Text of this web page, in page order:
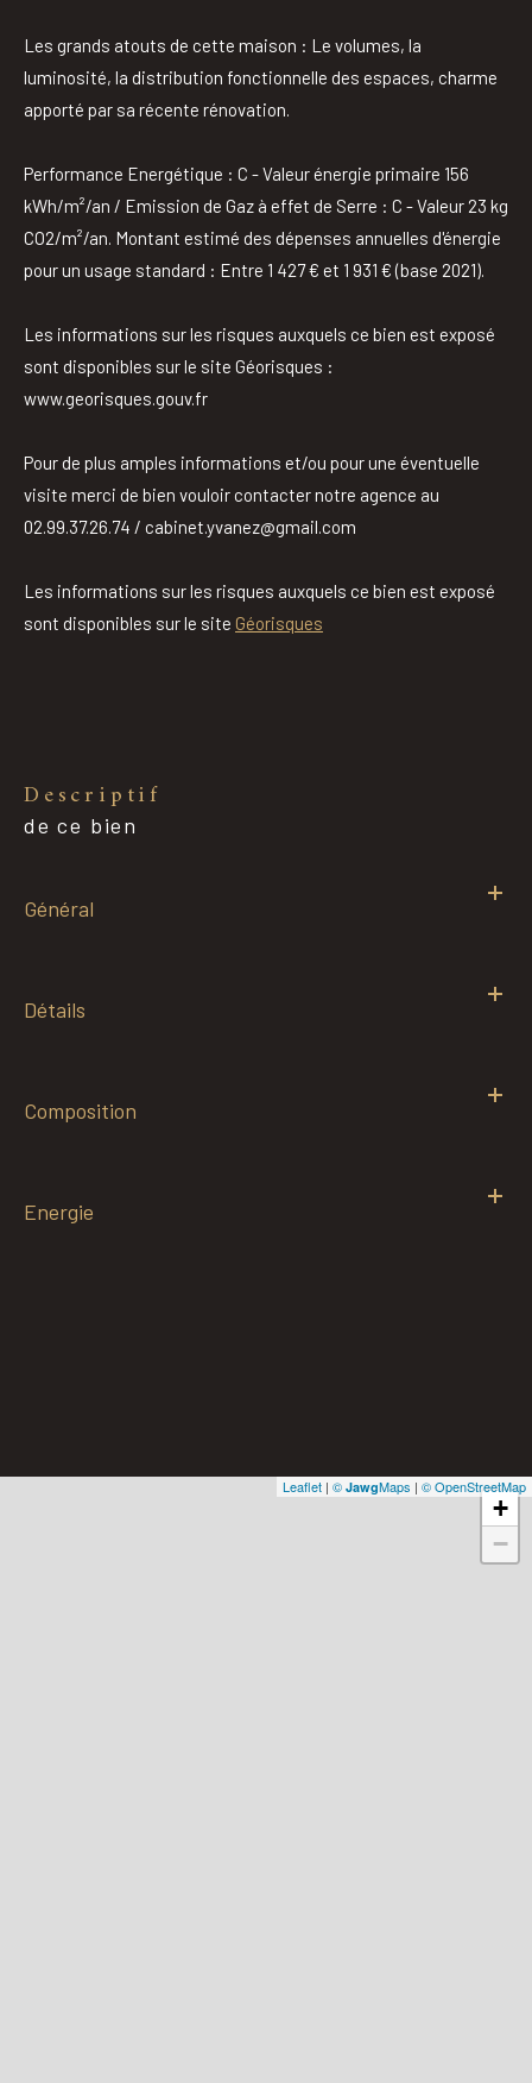
Les grands atouts de cette maison : Le volumes, la
luminosité, la distribution fonctionnelle des espaces, charme
apporté par sa récente rénovation.
Performance Energétique : C - Valeur énergie primaire 156
kWh/m²/an / Emission de Gaz à effet de Serre : C - Valeur 23 kg
CO2/m²/an. Montant estimé des dépenses annuelles d'énergie
pour un usage standard : Entre 1 427 € et 1 931 € (base 2021).
Les informations sur les risques auxquels ce bien est exposé
sont disponibles sur le site Géorisques :
www.georisques.gouv.fr
Pour de plus amples informations et/ou pour une éventuelle
visite merci de bien vouloir contacter notre agence au
02.99.37.26.74 / cabinet.yvanez@gmail.com
Les informations sur les risques auxquels ce bien est exposé
sont disponibles sur le site Géorisques
descriptif
de ce bien
Général
Détails
Composition
Energie
+
−
Leaflet | © JawgMaps | © OpenStreetMap